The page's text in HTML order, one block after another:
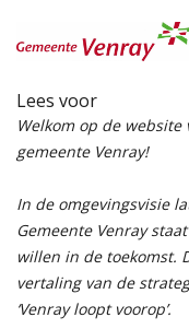
Lees voor
Welkom op de
gemeente Venray!
In de omgevingsvisie
Gemeente Venray
willen in de toekomst.
vertaling van de
‘Venray loopt voorop’.